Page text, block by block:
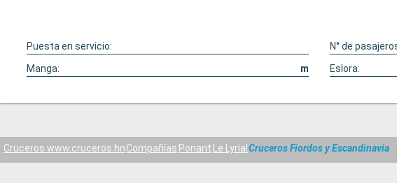
Puesta en servicio: N° de
Manga:
m Eslora:
Cruceros www.cruceros.hnCompañías Ponant Le Lyrial Cruceros Fiordos y Escandinavia